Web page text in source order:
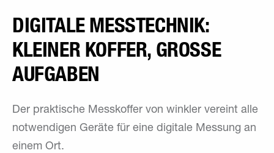
DIGITALE MESS­TECHNIK:
KLEINER KOFFER, GROSSE A
UFGABEN
Der praktische Messkoffer von winkler vereint alle
notwendigen Geräte für eine digitale Messung an
einem Ort.